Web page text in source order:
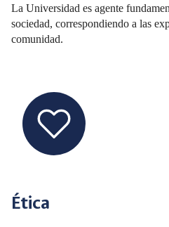
La Universidad es agente
sociedad, correspondiendo a las
comunidad.
Ética